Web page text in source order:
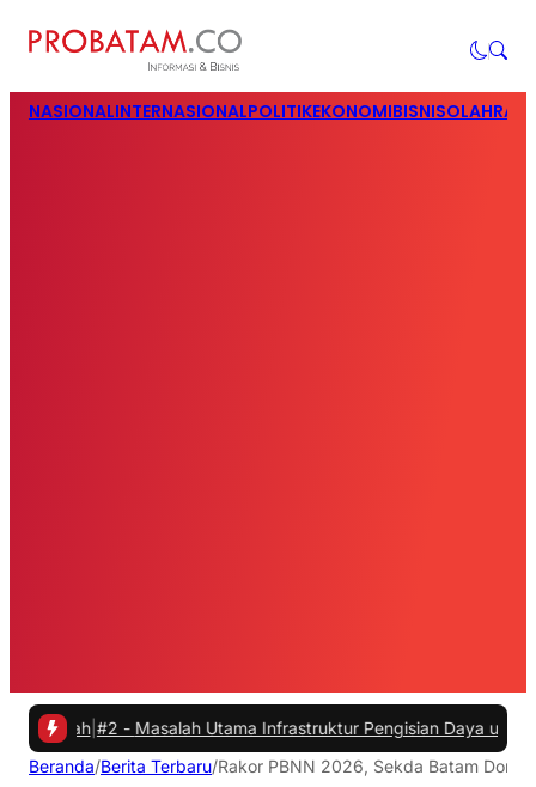
NASIONALINTERNASIONALPOLITIKEKONOMIBISNIS
Masalah Utama Infrastruktur Pengisian Daya untuk Mobil
Beranda/Berita Terbaru/Rakor PBNN 2026, Sekda Batam